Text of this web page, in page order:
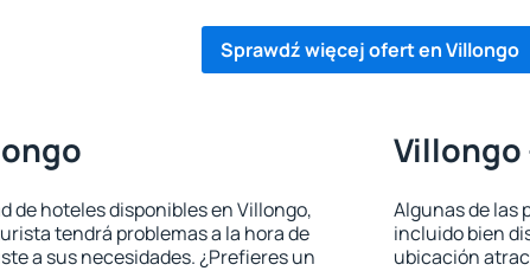
Sprawdź więcej ofert en Villongo
de hoteles disponibles en Villongo,
tendrá problemas a la hora de
a sus necesidades. ¿Prefieres un
Villongo
Algunas de las
incluido bien
ubicación